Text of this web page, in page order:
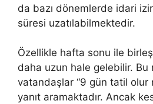
da bazı dönemlerde idari
süresi uzatılabilmektedir.
Özellikle hafta sonu ile
daha uzun hale gelebilir. Bu
vatandaşlar “9 gün tatil olur
yanıt aramaktadır. Ancak